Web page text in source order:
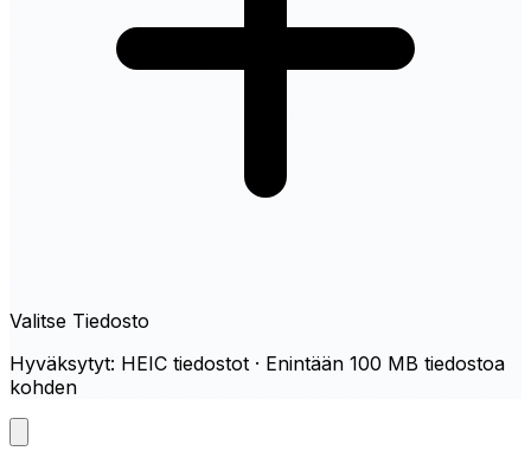
Valitse Tiedosto
Hyväksytyt: HEIC tiedostot · Enintään 100 MB tiedostoa
kohden